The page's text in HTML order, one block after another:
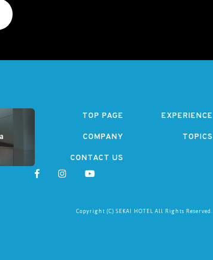
TOP PAGE EXPERIENCE
COMPANY TOPICS
CONTACT US
Copyright (C) SEKAI HOTEL All Rights Reserved.